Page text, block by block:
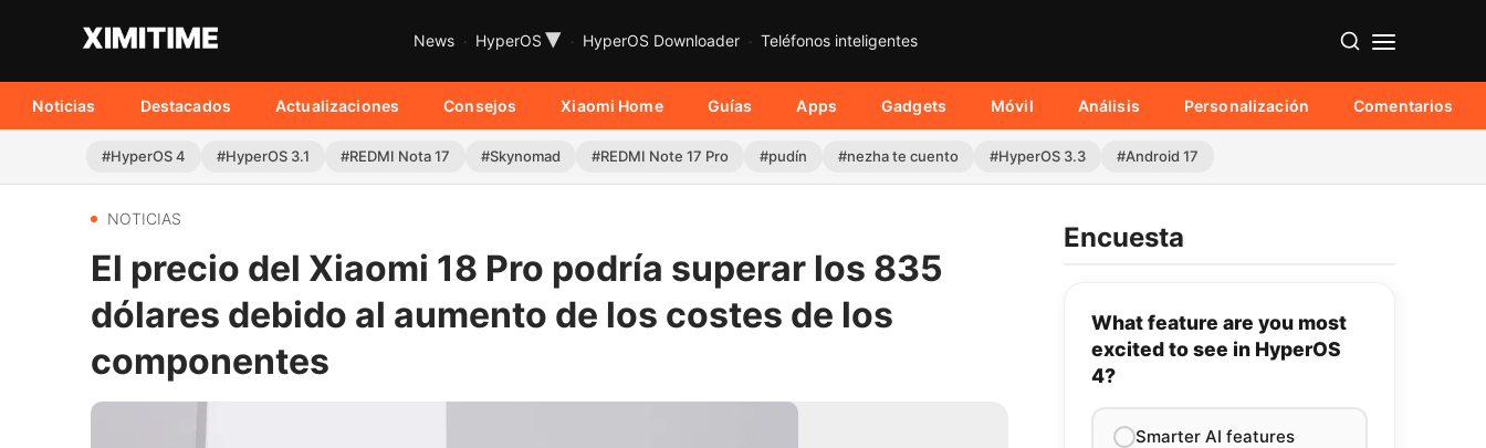
News HyperOS ▾ HyperOS Downloader Teléfonos inteligentes
Noticias Destacados Actualizaciones Consejos Xiaomi Home Guías Apps Gadgets Móvil Análisis Personalización Comentarios
#HyperOS 4 #HyperOS 3.1 #REDMI Nota 17 #Skynomad #REDMI Note 17 Pro #pudín #nezha te cuento #HyperOS 3.3 #Android 17
NOTICIAS
El precio del Xiaomi 18 Pro podría superar los 835
dólares debido al aumento de los costes de los
componentes
Encuesta
What feature are you most
excited to see in HyperOS
4?
Smarter AI features